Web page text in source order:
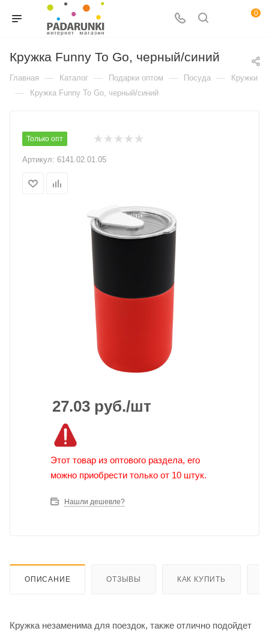
0
Кружка Funny To Go, черный/синий
Главная — Каталог — Подарки оптом — Посуда — Кружки
— Кружка Funny To Go, черный/синий
Только опт
Артикул: 6141.02.01.05
27.03 руб./шт
Этот товар из оптового раздела, его
можно приобрести только от 10 штук.
Нашли дешевле?
ОПИСАНИЕ ОТЗЫВЫ КАК КУПИТЬ
Кружка незаменима для поездок, также отлично подойдет